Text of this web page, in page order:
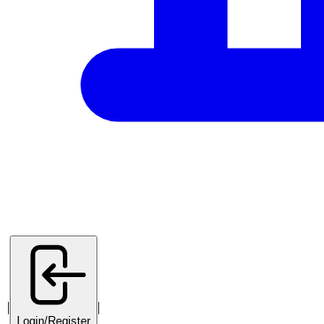
|
Login/Register
|